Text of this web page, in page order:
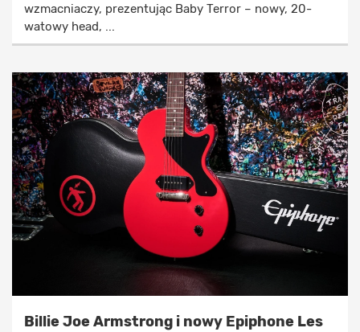
wzmacniaczy, prezentując Baby Terror – nowy, 20-
watowy head, ...
Billie Joe Armstrong i nowy Epiphone Les